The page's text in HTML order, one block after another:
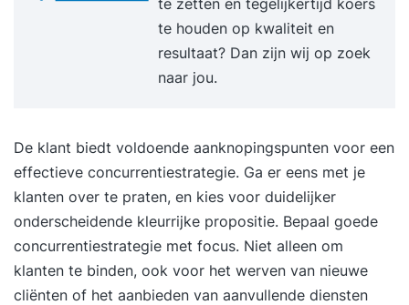
'visitekaartje'.Uiteraard geeft de cursus ook
antwoord op veelgestelde vragen, zoals
'Schrijven we de geadresseerde aan met je/jij of
een onderwerpregel zijn?', 'Sluiten we af met
vriendelijke groet of groeten?' enzovoort.
Alfabeta staat al jaren in de top drie Beste
Opleider van Nederland! • Je krijgt een mooie,
uitgebreide cursusmap die als uitstekend
naslagwerk dienst blijft doen. • Tijdens de cursus
wordt het geleerde direct getoetst door middel
te houden op kwaliteit en
resultaat? Dan zijn wij op zoek
naar jou.
De klant biedt voldoende aanknopingspunten voor een
effectieve concurrentiestrategie. Ga er eens met je
klanten over te praten, en kies voor duidelijker
onderscheidende kleurrijke propositie. Bepaal goede
concurrentiestrategie met focus. Niet alleen om
klanten te binden, ook voor het werven van nieuwe
cliënten of het aanbieden van aanvullende diensten